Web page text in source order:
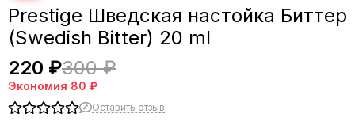
Prestige Шведская настойка Биттер
(Swedish Bitter) 20 ml
220 ₽300 ₽
Экономия 80 ₽
Оставить отзыв